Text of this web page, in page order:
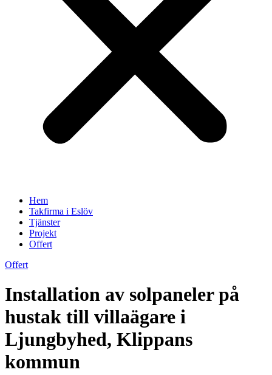
Hem
Takfirma i Eslöv
Tjänster
Projekt
Offert
Offert
Installation av solpaneler på
hustak till villaägare i
Ljungbyhed, Klippans
kommun